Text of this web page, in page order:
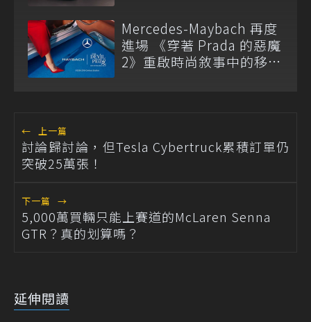
Class 開放預訂
Mercedes-Maybach 再度
進場 《穿著 Prada 的惡魔
2》重啟時尚敘事中的移動
← 上一篇
討論歸討論，但Tesla Cybertruck累積訂單仍
突破25萬張！
下一篇 →
5,000萬買輛只能上賽道的McLaren Senna
GTR？真的划算嗎？
延伸閱讀